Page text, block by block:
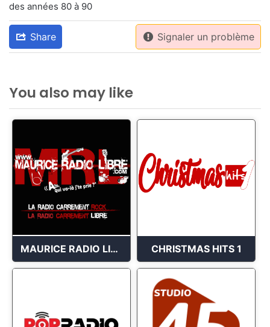
des années 80 à 90
Share Signaler un problème
You also may like
MAURICE RADIO LIBRE CHRISTMAS HITS 1